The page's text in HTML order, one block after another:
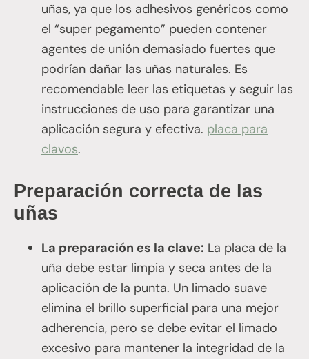
uñas, ya que los adhesivos genéricos como
el “super pegamento” pueden contener
agentes de unión demasiado fuertes que
podrían dañar las uñas naturales. Es
recomendable leer las etiquetas y seguir las
instrucciones de uso para garantizar una
aplicación segura y efectiva. placa para
clavos.
Preparación correcta de las
uñas
La preparación es la clave: La placa de la
uña debe estar limpia y seca antes de la
aplicación de la punta. Un limado suave
elimina el brillo superficial para una mejor
adherencia, pero se debe evitar el limado
excesivo para mantener la integridad de la